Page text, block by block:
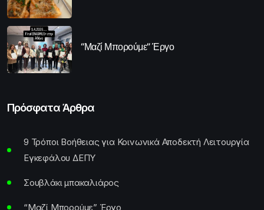
“Μαζί Μπορούμε” Έργο
Πρόσφατα Άρθρα
9 Τρόποι Βοήθειας για Κοινωνικά Αποδεκτή Λειτουργία
Εγκεφάλου ΔΕΠΥ
Σουβλάκι μπακαλιάρος
“Μαζί Μπορούμε” Έργο